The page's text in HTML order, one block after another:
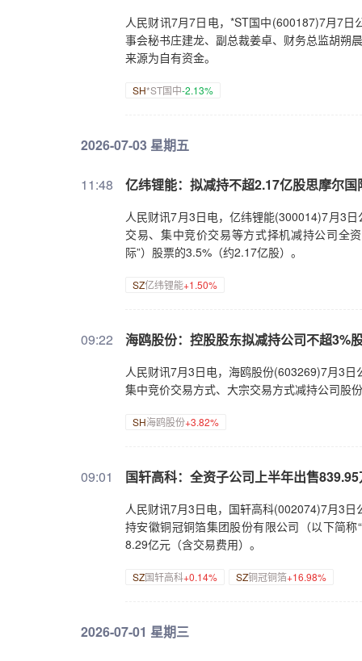
人民财讯7月7日电，*ST国中(600187)7月7
事会秘书庄建龙、副总裁姜卓、财务总监胡朔
来源为自有资金。
SH*ST国中-2.13%
2026-07-03 星期五
11:48 亿纬锂能：拟减持不超2.17亿股思摩尔国
人民财讯7月3日电，亿纬锂能(300014)7月3
交易、集中竞价交易等方式择机减持公司全
际”）股票的3.5%（约2.17亿股）。
SZ亿纬锂能+1.50%
09:22 海鸥股份：控股股东拟减持公司不超3%
人民财讯7月3日电，海鸥股份(603269)7月3
集中竞价交易方式、大宗交易方式减持公司股
SH海鸥股份+3.82%
09:01 国轩高科：全资子公司上半年出售
人民财讯7月3日电，国轩高科(002074)7月3
持安徽铜冠铜箔集团股份有限公司（以下简
8.29亿元（含交易费用）。
SZ国轩高科+0.14% SZ铜冠铜箔+16.98%
2026-07-01 星期三